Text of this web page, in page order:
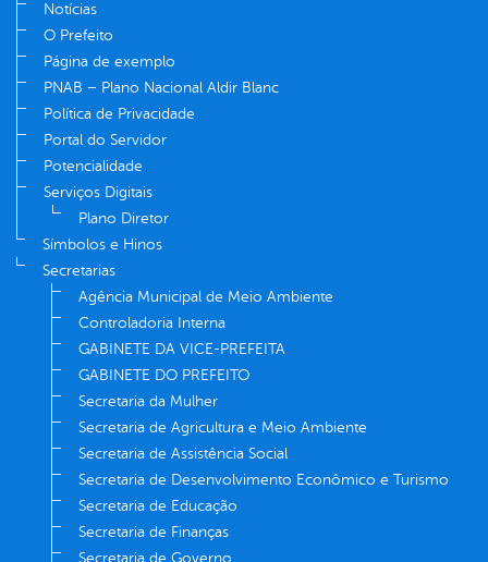
Notícias
O Prefeito
Página de exemplo
PNAB – Plano Nacional Aldir Blanc
Política de Privacidade
Portal do Servidor
Potencialidade
Serviços Digitais
Plano Diretor
Símbolos e Hinos
Secretarias
Agência Municipal de Meio Ambiente
Controladoria Interna
GABINETE DA VICE-PREFEITA
GABINETE DO PREFEITO
Secretaria da Mulher
Secretaria de Agricultura e Meio Ambiente
Secretaria de Assistência Social
Secretaria de Desenvolvimento Econômico e Turismo
Secretaria de Educação
Secretaria de Finanças
Secretaria de Governo